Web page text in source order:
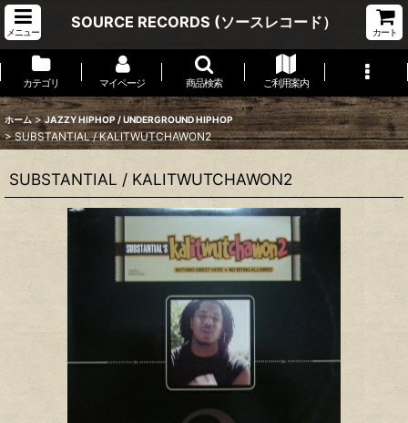
メニュー
SOURCE RECORDS (ソースレコード）
カート
カテゴリ マイページ 商品検索 ご利用案内
ホーム > JAZZY HIPHOP / UNDERGROUND HIPHOP
> SUBSTANTIAL / KALITWUTCHAWON2
SUBSTANTIAL / KALITWUTCHAWON2